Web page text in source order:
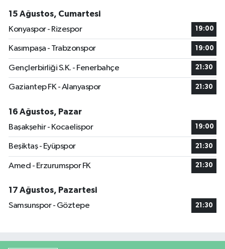
15 Ağustos, Cumartesi
Konyaspor - Rizespor
19:00
Kasımpaşa - Trabzonspor 19:00
Gençlerbirliği S.K. - Fenerbahçe 21:30
Gaziantep FK - Alanyaspor 21:30
16 Ağustos, Pazar
Başakşehir - Kocaelispor
19:00
Beşiktaş - Eyüpspor 21:30
Amed - Erzurumspor FK 21:30
17 Ağustos, Pazartesi
Samsunspor - Göztepe
21:30